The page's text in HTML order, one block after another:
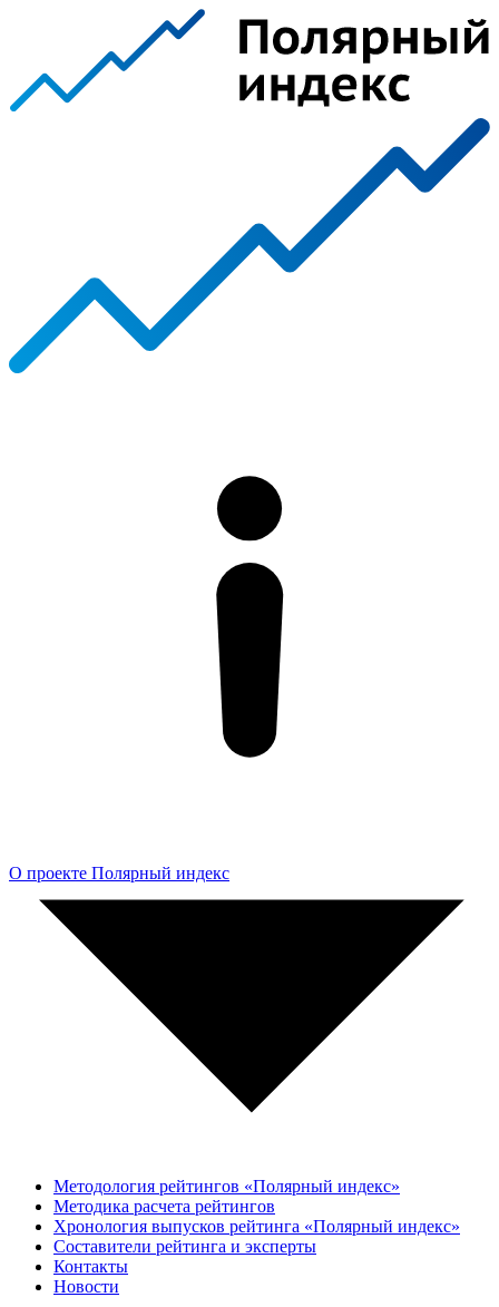
О проекте Полярный индекс
Методология рейтингов «Полярный индекс»
Методика расчета рейтингов
Хронология выпусков рейтинга «Полярный индекс»
Составители рейтинга и эксперты
Контакты
Новости